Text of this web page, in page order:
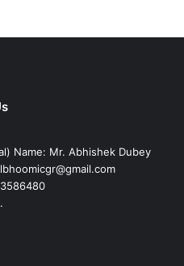
Name: Mr. Abhishek Dubey